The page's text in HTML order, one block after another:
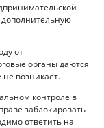
дополнительную
от
органы даются
возникает.
контроле в
заблокировать
ответить на